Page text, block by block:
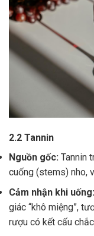
2.2 Tannin
Nguồn gốc: Tannin
cuống (stems) nho,
Cảm nhận khi uống:
giác “khô miệng”,
rượu có kết cấu